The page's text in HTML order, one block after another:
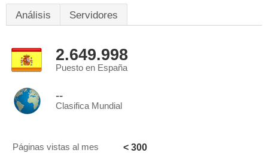
Análisis Servidores
2.649.998
Puesto en España
--
Clasifica Mundial
Páginas vistas al mes < 300